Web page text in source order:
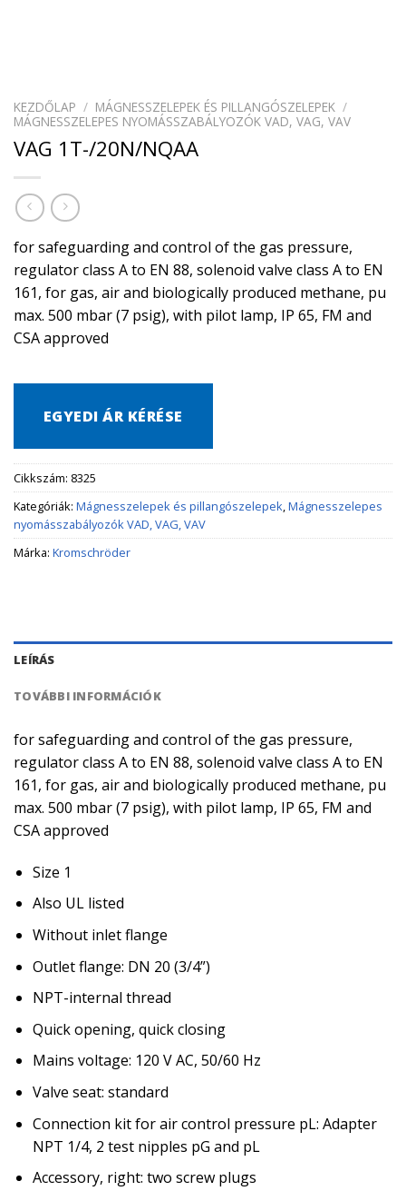
KEZDŐLAP / MÁGNESSZELEPEK ÉS PILLANGÓSZELEPEK /
MÁGNESSZELEPES NYOMÁSSZABÁLYOZÓK VAD, VAG, VAV
VAG 1T-/20N/NQAA
for safeguarding and control of the gas pressure,
regulator class A to EN 88, solenoid valve class A to EN
161, for gas, air and biologically produced methane, pu
max. 500 mbar (7 psig), with pilot lamp, IP 65, FM and
CSA approved
EGYEDI ÁR KÉRÉSE
Cikkszám: 8325
Kategóriák: Mágnesszelepek és pillangószelepek,Mágnesszelepes
nyomásszabályozók VAD, VAG, VAV
Márka: Kromschröder
LEÍRÁS
TOVÁBBI INFORMÁCIÓK
for safeguarding and control of the gas pressure,
regulator class A to EN 88, solenoid valve class A to EN
161, for gas, air and biologically produced methane, pu
max. 500 mbar (7 psig), with pilot lamp, IP 65, FM and
CSA approved
Size 1
Also UL listed
Without inlet flange
Outlet flange: DN 20 (3/4”)
NPT-internal thread
Quick opening, quick closing
Mains voltage: 120 V AC, 50/60 Hz
Valve seat: standard
Connection kit for air control pressure pL: Adapter
NPT 1/4, 2 test nipples pG and pL
Accessory, right: two screw plugs